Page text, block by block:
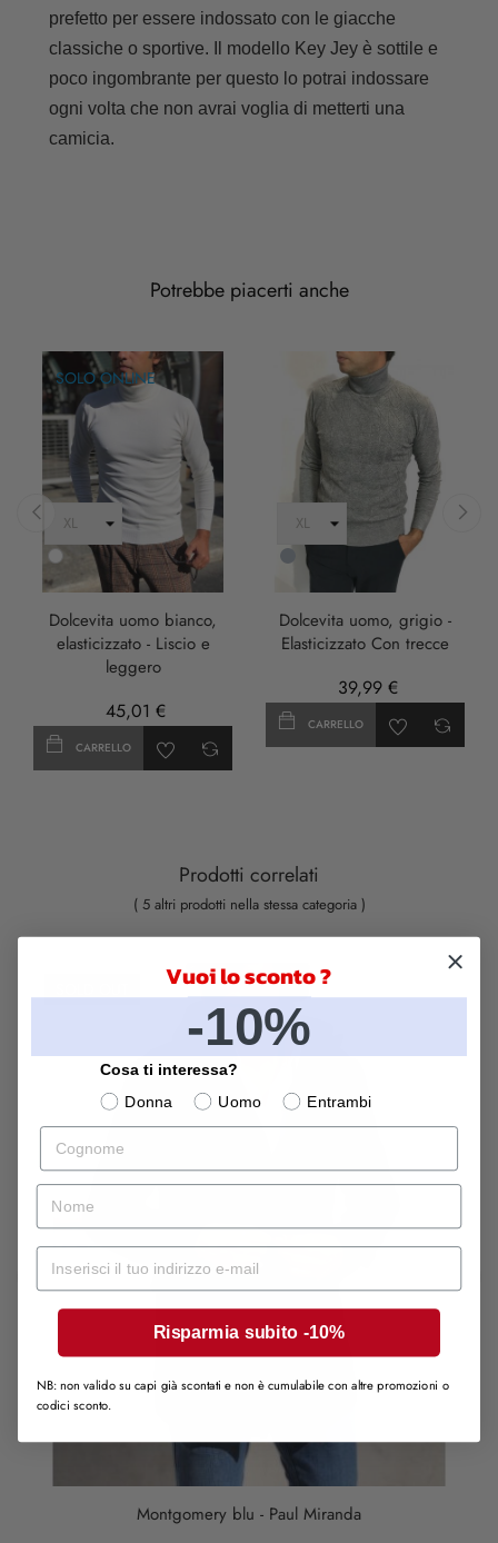
prefetto per essere indossato con le giacche
classiche o sportive. Il modello Key Jey è sottile e
poco ingombrante per questo lo potrai indossare
ogni volta che non avrai voglia di metterti una
camicia.
Potrebbe piacerti anche
SOLO ONLINE
Bianco
Dolcevita uomo bianco,
elasticizzato - Liscio e
leggero
45,01 €
CARRELLO
Grigio
Dolcevita uomo, grigio -
Elasticizzato Con trecce
39,99 €
CARRELLO
Prodotti correlati
( 5 altri prodotti nella stessa categoria )
Montgomery blu - Paul Miranda
Vuoi lo sconto ?
-10%
Cosa ti interessa?
Donna
Uomo
Entrambi
Cognome
nome
Mail
Risparmia subito -10%
NB: non valido su capi già scontati e non è cumulabile con altre promozioni o
codici sconto.